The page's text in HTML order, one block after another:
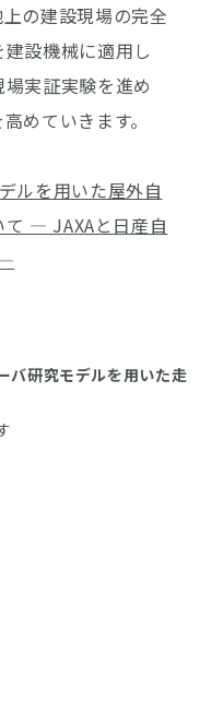
の建設現場の完全
設機械に適用し
実証実験を進め
めていきます。
ルを用いた屋外自
― JAXAと日産自
バ研究モデルを用いた走